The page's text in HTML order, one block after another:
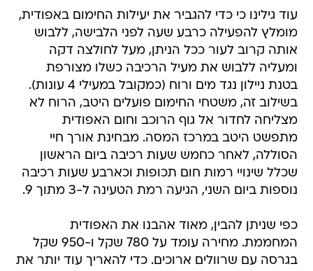
עוד גילינו כי כדי להגביר את יעילות החימום באפודית,
מומלץ להפעילה כרבע שעה לפני הלבישה, ללבוש
אותה קרוב לעור ככל הניתן, מעל לחולצה דקה
ומעליה ללבוש את מעיל הרכיבה כשלו מצורפת
בטנת ניילון נגד מים ורוח (כמקובל במעילי 4 עונות).
בשילוב זה, משטחי החימום פועלים היטב, הרוח לא
מצליחה לחדור אל גוף הרוכב וחום האפודית
מתפשט היטב במרכז המסה. מבחינת אורך חיי
הסוללה, לאחר כחמש שעות רכיבה ביום הראשון
שכלל שינויי רמות חום תכופות וכארבע שעות רכיבה
נוספות ביום השני, הגיעה רמת הטעינה ל-3 מתוך 9.
כפי שניתן להבין, מאוד אהבנו את האפודית
המחממת. מחירה עומד על 780 שקל ו-950 שקל
בגרסה עם שרוולים ארוכים. כדי להאריך עוד יותר את